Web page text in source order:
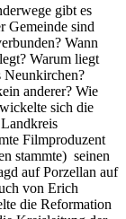
gibt es
Gemeinde sind
Wann
Warum liegt
Neunkirchen?
anderer? Wie
sich die
Filmproduzent
stammte) seinen
auf Porzellan auf
von Erich
die Reformation